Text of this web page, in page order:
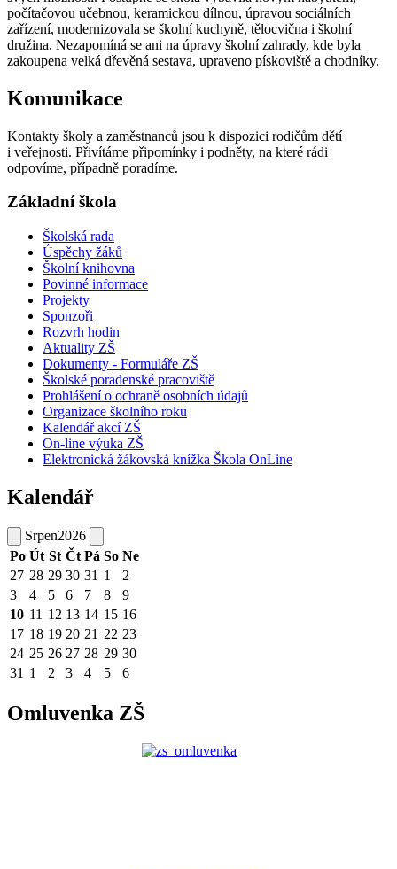
počítačovou učebnou, keramickou dílnou, úpravou sociálních
zařízení, modernizovala se školní kuchyně, tělocvična i školní
družina. Nezapomíná se ani na úpravy školní zahrady, kde byla
zakoupena velká dřevěná sestava, upraveno pískoviště a chodníky.
Komunikace
Kontakty školy a zaměstnanců jsou k dispozici rodičům dětí
i veřejnosti. Přivítáme připomínky i podněty, na které rádi
odpovíme, případně poradíme.
Základní škola
Školská rada
Úspěchy žáků
Školní knihovna
Povinné informace
Projekty
Sponzoři
Rozvrh hodin
Aktuality ZŠ
Dokumenty - Formuláře ZŠ
Školské poradenské pracoviště
Prohlášení o ochraně osobních údajů
Organizace školního roku
Kalendář akcí ZŠ
On-line výuka ZŠ
Elektronická žákovská knížka Škola OnLine
Kalendář
Srpen2026
Po Út St Čt Pá So Ne
27 28 29 30 31 1
2
3
4 5 6 7 8
9
10 11 12 13 14 15 16
17 18 19 20 21 22 23
24 25 26 27 28 29 30
31 1 2 3 4 5 6
Omluvenka ZŠ